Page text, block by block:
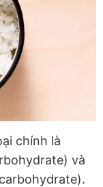
chính là
và